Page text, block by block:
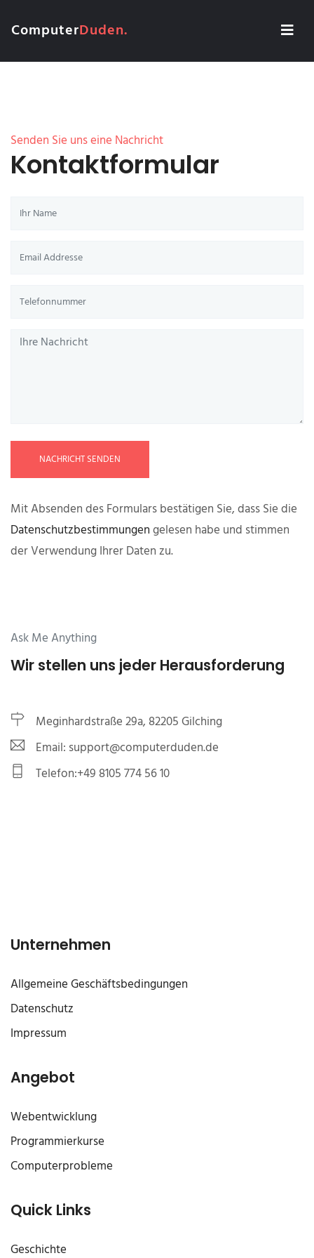
ComputerDuden.
Senden Sie uns eine Nachricht
Kontaktformular
NACHRICHT SENDEN
Mit Absenden des Formulars bestätigen Sie, dass Sie die
Datenschutzbestimmungengelesen habe und stimmen
der Verwendung Ihrer Daten zu.
Ask Me Anything
Wir stellen uns jeder Herausforderung
Meginhardstraße 29a, 82205 Gilching
Email: support@computerduden.de
Telefon:+49 8105 774 56 10
Unternehmen
Allgemeine Geschäftsbedingungen
Datenschutz
Impressum
Angebot
Webentwicklung
Programmierkurse
Computerprobleme
Quick Links
Geschichte